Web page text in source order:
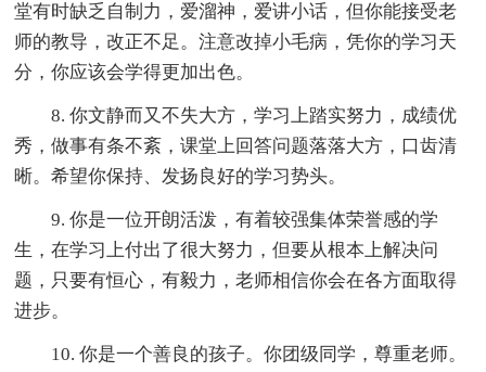
堂有时缺乏自制力，爱溜神，爱讲小话，但你能接受老
师的教导，改正不足。注意改掉小毛病，凭你的学习天
分，你应该会学得更加出色。
8. 你文静而又不失大方，学习上踏实努力，成绩优
秀，做事有条不紊，课堂上回答问题落落大方，口齿清
晰。希望你保持、发扬良好的学习势头。
9. 你是一位开朗活泼，有着较强集体荣誉感的学
生，在学习上付出了很大努力，但要从根本上解决问
题，只要有恒心，有毅力，老师相信你会在各方面取得
进步。
10. 你是一个善良的孩子。你团级同学，尊重老师。